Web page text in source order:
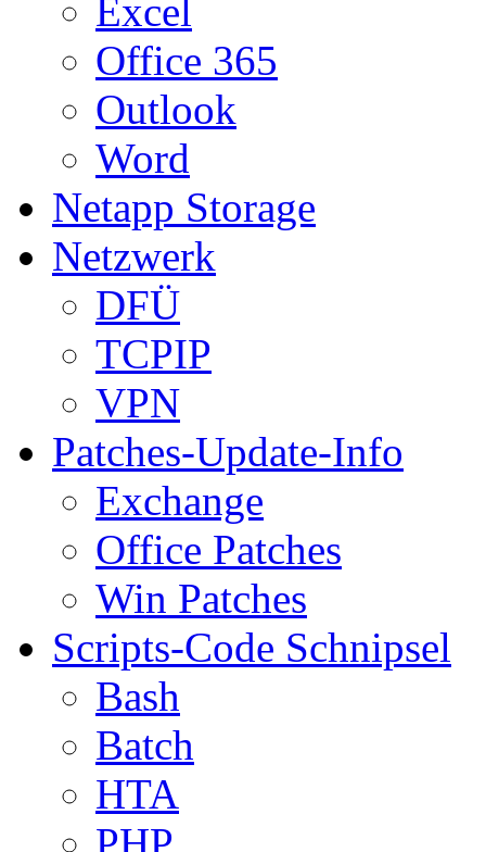
Excel
Office 365
Outlook
Word
Netapp Storage
Netzwerk
DFÜ
TCPIP
VPN
Patches-Update-Info
Exchange
Office Patches
Win Patches
Scripts-Code Schnipsel
Bash
Batch
HTA